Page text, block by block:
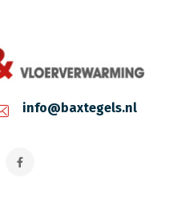
info@baxtegels.nl